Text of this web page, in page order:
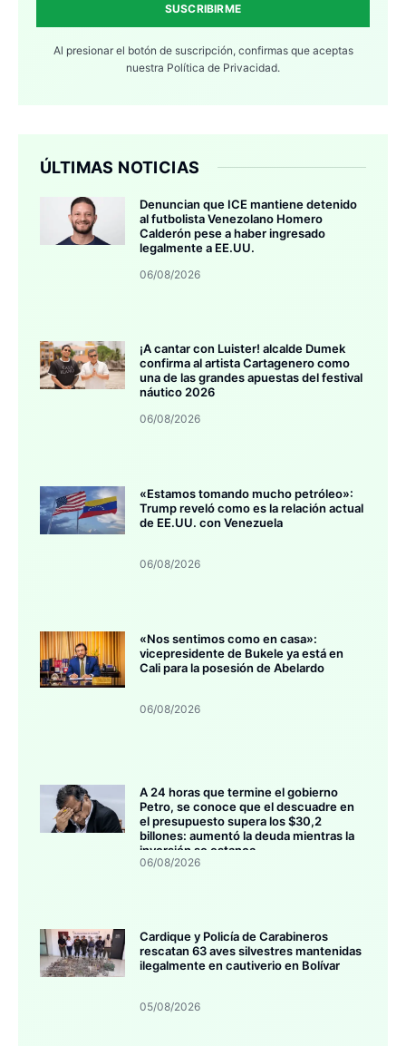
SUSCRIBIRME
Al presionar el botón de suscripción, confirmas que aceptas
nuestra Política de Privacidad.
ÚLTIMAS NOTICIAS
Denuncian que ICE mantiene detenido
al futbolista Venezolano Homero
Calderón pese a haber ingresado
legalmente a EE.UU.
06/08/2026
¡A cantar con Luister! alcalde Dumek
confirma al artista Cartagenero como
una de las grandes apuestas del festival
náutico 2026
06/08/2026
«Estamos tomando mucho petróleo»:
Trump reveló como es la relación actual
de EE.UU. con Venezuela
06/08/2026
«Nos sentimos como en casa»:
vicepresidente de Bukele ya está en
Cali para la posesión de Abelardo
06/08/2026
A 24 horas que termine el gobierno
Petro, se conoce que el descuadre en
el presupuesto supera los $30,2
billones: aumentó la deuda mientras la
inversión se estanca
06/08/2026
Cardique y Policía de Carabineros
rescatan 63 aves silvestres mantenidas
ilegalmente en cautiverio en Bolívar
05/08/2026